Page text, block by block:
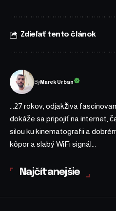
Zdieľať tento článok
ByMarek Urban
...27 rokov, odjakživa
dokáže sa pripojiť na internet,
silou ku kinematografii a
kôpor a slabý WiFi signál...
Najčítanejšie